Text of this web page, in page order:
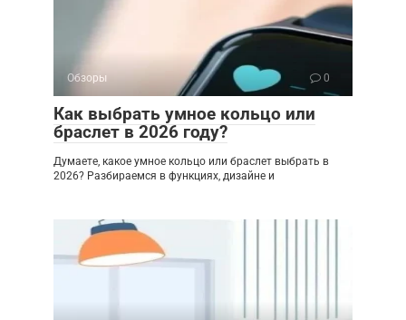
Обзоры 0
Как выбрать умное кольцо или
браслет в 2026 году?
Думаете, какое умное кольцо или браслет выбрать в
2026? Разбираемся в функциях, дизайне и